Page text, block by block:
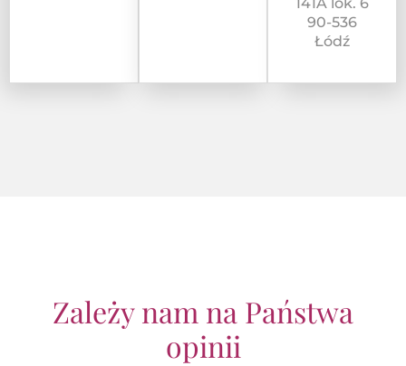
90-536
Łódź
Zależy nam na Państwa
opinii